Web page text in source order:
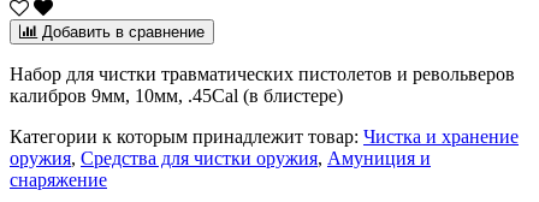
Добавить в сравнение
Набор для чистки травматических пистолетов и револьверов
калибров 9мм, 10мм, .45Cal (в блистере)
Категории к которым принадлежит товар: Чистка и хранение
оружия, Средства для чистки оружия, Амуниция и
снаряжение